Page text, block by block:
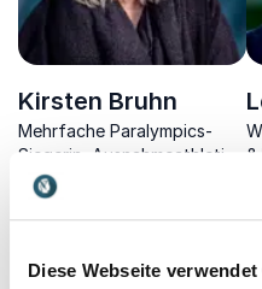
Diese Webseite
Kirsten Bruhn
Mehrfache Paralympics-
Siegerin, Ausnahmeathletin,
Expertin für Resilienz,
Persönlichkeitsentwicklung,
Motivation & Mindset.